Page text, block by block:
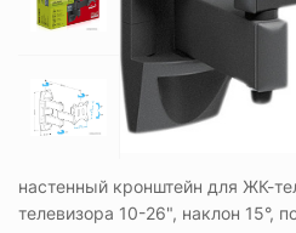
настенный кронштейн для ЖК-
телевизора 10-26", наклон 15°,